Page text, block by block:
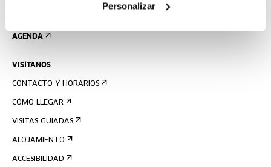
Personalizar
AGENDA
VISÍTANOS
CONTACTO Y HORARIOS
CÓMO LLEGAR
VISITAS GUIADAS
ALOJAMIENTO
ACCESIBILIDAD